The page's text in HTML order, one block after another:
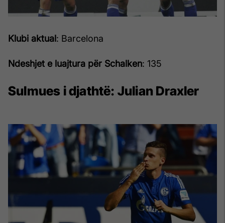
Klubi aktual : Barcelona
Ndeshjet e luajtura për Schalken: 135
Sulmues i djathtë: Julian Draxler